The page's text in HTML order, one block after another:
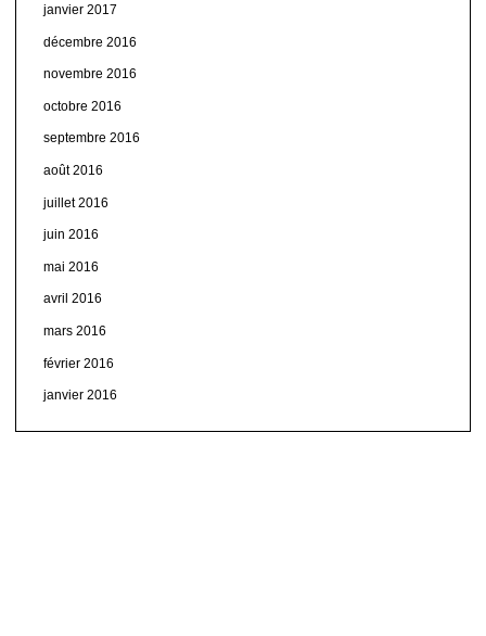
janvier 2017
décembre 2016
novembre 2016
octobre 2016
septembre 2016
août 2016
juillet 2016
juin 2016
mai 2016
avril 2016
mars 2016
février 2016
janvier 2016